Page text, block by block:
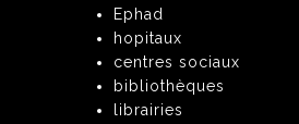
Ephad
hopitaux
centres sociaux
bibliothèques
librairies